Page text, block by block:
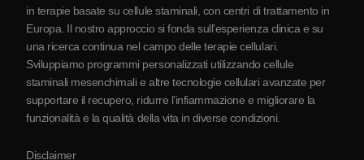
Partnership
in terapie basate su cellule staminali, con centri di trattamento in
Europa. Il nostro approccio si fonda sull’esperienza clinica e su
una ricerca continua nel campo delle terapie cellulari.
Sviluppiamo programmi personalizzati utilizzando cellule
staminali mesenchimali e altre tecnologie cellulari avanzate per
supportare il recupero, ridurre l’infiammazione e migliorare la
funzionalità e la qualità della vita in diverse condizioni.
Disclaimer